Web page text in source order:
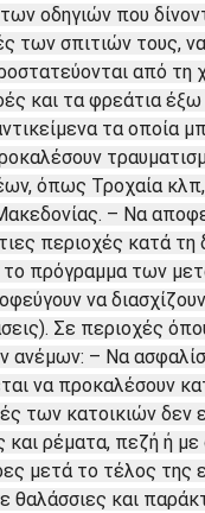
οδηγιών που
των σπιτιών τους,
από τη
και τα φρεάτια
τα οποία
όπως Τροχαία
– Να
περιοχές κατά
πρόγραμμα των
να
Σε περιοχές
– Να
να προκαλέσουν
των κατοικιών δεν
ρέματα, πεζή ή
μετά το τέλος της
θαλάσσιες και